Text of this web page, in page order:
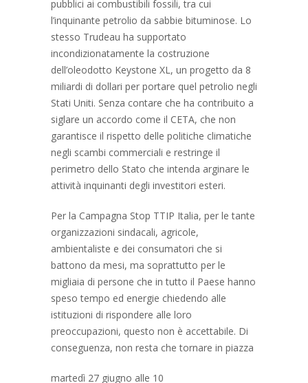
pubblici ai combustibili fossili, tra cui
l’inquinante petrolio da sabbie bituminose. Lo
stesso Trudeau ha supportato
incondizionatamente la costruzione
dell’oleodotto Keystone XL, un progetto da 8
miliardi di dollari per portare quel petrolio negli
Stati Uniti. Senza contare che ha contribuito a
siglare un accordo come il CETA, che non
garantisce il rispetto delle politiche climatiche
negli scambi commerciali e restringe il
perimetro dello Stato che intenda arginare le
attività inquinanti degli investitori esteri.
Per la Campagna Stop TTIP Italia, per le tante
organizzazioni sindacali, agricole,
ambientaliste e dei consumatori che si
battono da mesi, ma soprattutto per le
migliaia di persone che in tutto il Paese hanno
speso tempo ed energie chiedendo alle
istituzioni di rispondere alle loro
preoccupazioni, questo non è accettabile. Di
conseguenza, non resta che tornare in piazza
martedì 27 giugno alle 10